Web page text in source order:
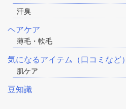
汗臭
ヘアケア
薄毛・軟毛
気になるアイテム（口コミなど）
肌ケア
豆知識